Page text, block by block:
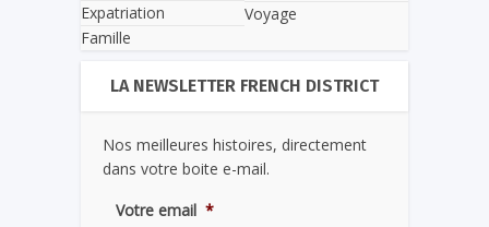
Expatriation
Famille
Voyage
LA NEWSLETTER FRENCH DISTRICT
Nos meilleures histoires, directement
dans votre boite e-mail.
Votre email *